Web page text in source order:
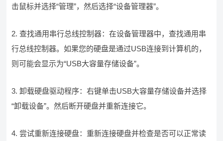
击鼠标并选择“管理”，然后选择“设备管理器”。
2. 查找通用串行总线控制器：在设备管理器中，查找通用串
行总线控制器。如果您的硬盘是通过USB连接到计算机的，
则可能会显示为“USB大容量存储设备”。
3. 卸载硬盘驱动程序：右键单击USB大容量存储设备并选择
“卸载设备”。然后断开硬盘并重新连接它。
4. 尝试重新连接硬盘：重新连接硬盘并检查是否可以正常读